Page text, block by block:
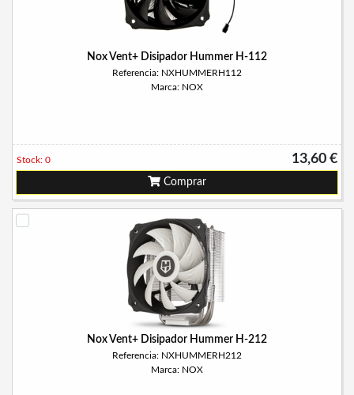
Nox Vent+ Disipador Hummer H-112
Referencia: NXHUMMERH112
Marca: NOX
13,60 €
Stock: 0
Comprar
Nox Vent+ Disipador Hummer H-212
Referencia: NXHUMMERH212
Marca: NOX